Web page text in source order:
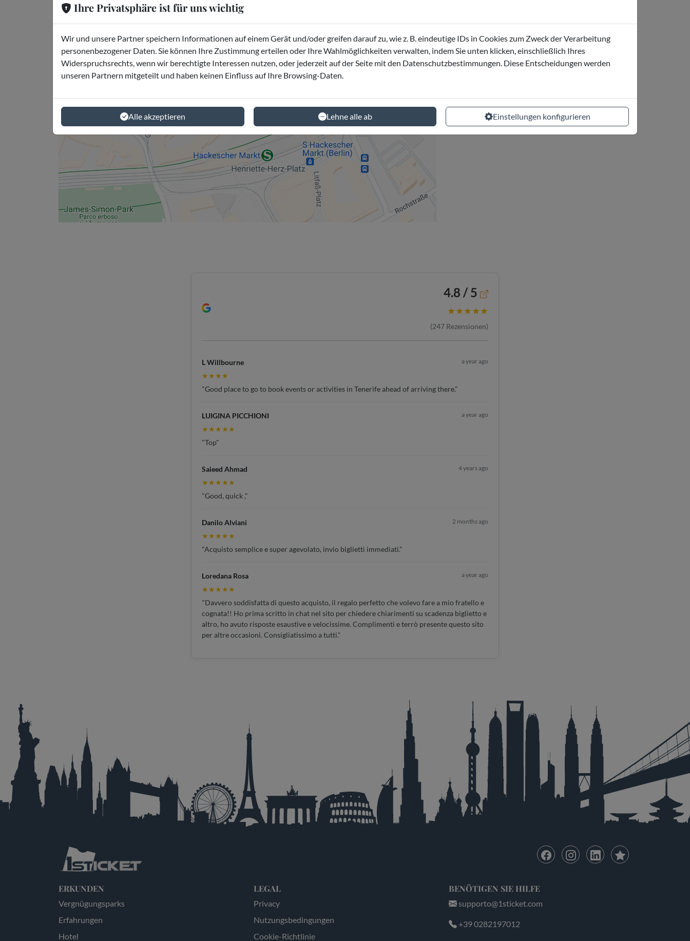
Berlino
4.8 / 5
★★★★★
(247 Rezensionen)
L Willbourne a year ago
★★★★
"Good place to go to book events or activities in Tenerife ahead of arriving there."
LUIGINA PICCHIONI a year ago
★★★★★
"Top"
Saieed Ahmad 4 years ago
★★★★★
"Good, quick ,"
Danilo Alviani 2 months ago
★★★★★
"Acquisto semplice e super agevolato, invio biglietti immediati."
Loredana Rosa a year ago
★★★★★
"Davvero soddisfatta di questo acquisto, il regalo perfetto che volevo fare a mio fratello e
cognata!! Ho prima scritto in chat nel sito per chiedere chiarimenti su scadenza biglietto e
altro, ho avuto risposte esaustive e velocissime. Complimenti e terrò presente questo sito
per altre occasioni. Consigliatissimo a tutti."
ERKUNDEN
Vergnügungsparks
Erfahrungen
Hotel
LEGAL
Privacy
Nutzungsbedingungen
Cookie-Richtlinie
BENÖTIGEN SIE HILFE
supporto@1sticket.com
+39 0282197012
Ihre Privatsphäre ist für uns wichtig
Wir und unsere Partner speichern Informationen auf einem Gerät und/oder greifen darauf zu, wie z. B. eindeutige IDs in Cookies zum Zweck der Verarbeitung
personenbezogener Daten. Sie können Ihre Zustimmung erteilen oder Ihre Wahlmöglichkeiten verwalten, indem Sie unten klicken, einschließlich Ihres
Widerspruchsrechts, wenn wir berechtigte Interessen nutzen, oder jederzeit auf der Seite mit den Datenschutzbestimmungen. Diese Entscheidungen werden
unseren Partnern mitgeteilt und haben keinen Einfluss auf Ihre Browsing-Daten.
Alle akzeptieren Lehne alle ab Einstellungen konfigurieren